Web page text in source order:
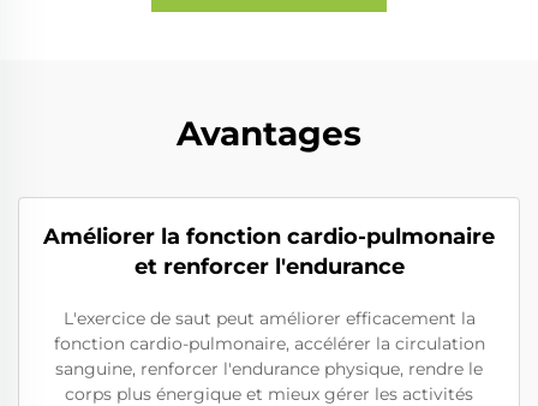
Avantages
Améliorer la fonction cardio-pulmonaire
et renforcer l'endurance
L'exercice de saut peut améliorer efficacement la
fonction cardio-pulmonaire, accélérer la circulation
sanguine, renforcer l'endurance physique, rendre le
corps plus énergique et mieux gérer les activités